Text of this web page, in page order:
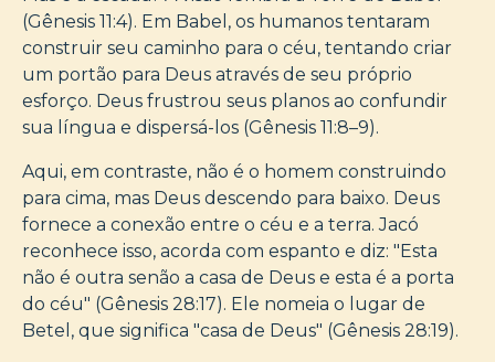
(Gênesis 11:4). Em Babel, os humanos tentaram
construir seu caminho para o céu, tentando criar
um portão para Deus através de seu próprio
esforço. Deus frustrou seus planos ao confundir
sua língua e dispersá-los (Gênesis 11:8–9).
Aqui, em contraste, não é o homem construindo
para cima, mas Deus descendo para baixo. Deus
fornece a conexão entre o céu e a terra. Jacó
reconhece isso, acorda com espanto e diz: "Esta
não é outra senão a casa de Deus e esta é a porta
do céu" (Gênesis 28:17). Ele nomeia o lugar de
Betel, que significa "casa de Deus" (Gênesis 28:19).